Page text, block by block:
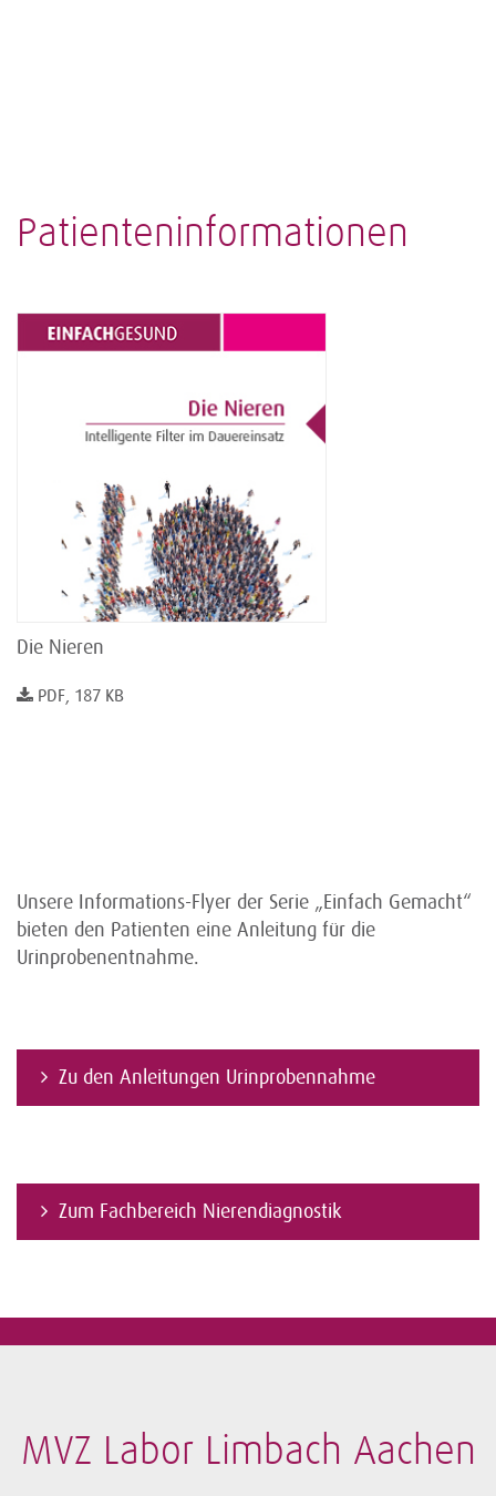
Patienteninformationen
Die Nieren
PDF, 187 KB
Unsere Informations-Flyer der Serie „Einfach Gemacht“
bieten den Patienten eine Anleitung für die
Urinprobenentnahme.
Zu den Anleitungen Urinprobennahme
Zum Fachbereich Nierendiagnostik
MVZ Labor Limbach Aachen